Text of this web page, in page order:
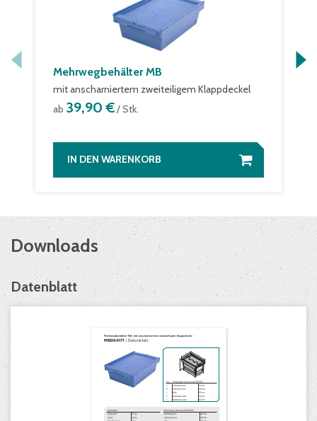
Mehrwegbehälter MB
mit anscharniertem zweiteiligem Klappdeckel
ab 39,90 €/ Stk.
IN DEN WARENKORB
Downloads
Datenblatt